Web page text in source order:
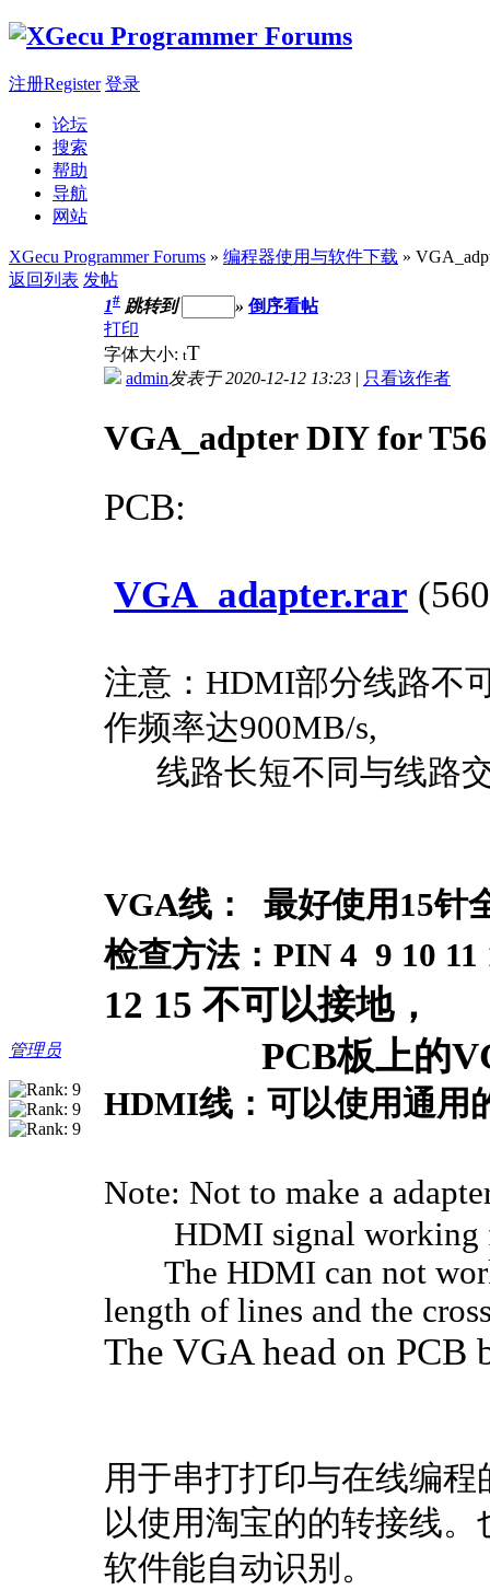
注册Register 登录
论坛
搜索
帮助
导航
网站
XGecu Programmer Forums » 编程器使用与软件下载 »
返回列表 发帖
管理员
1# 跳转到 » 倒序看帖
打印
字体大小: tT
admin发表于 2020-12-12 13:23 | 只看该作者
VGA_adpter DIY for
PCB:
VGA_adapter.rar
注意：HDMI部分线路不
作频率达900MB/s,
线路长短不同与线路
VGA线： 最好使用15针
检查方法：PIN 4 9 10 11
12 15 不可以接地，
PCB板上的
HDMI线：可以使用通用
Note: Not to make a
HDMI signal working
The HDMI can not
length of lines and the
The VGA head on PCB
用于串打打印与在线编
以使用淘宝的的转接线
软件能自动识别。